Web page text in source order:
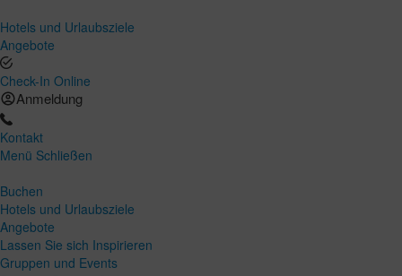
Hotels und Urlaubsziele
Angebote
Check-In Online
Anmeldung
Kontakt
Menü Schließen
Buchen
Hotels und Urlaubsziele
Angebote
Lassen Sie sich Inspirieren
Gruppen und Events